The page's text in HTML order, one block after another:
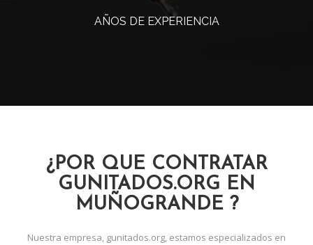
AÑOS DE EXPERIENCIA
¿POR QUE CONTRATAR
GUNITADOS.ORG EN
MUÑOGRANDE ?
Nuestra empresa, gunitados.org, estamos especializados en